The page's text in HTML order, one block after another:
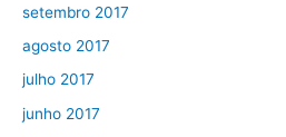
setembro 2017
agosto 2017
julho 2017
junho 2017